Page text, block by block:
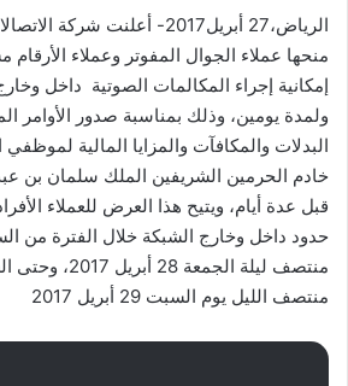
الرياض،27 أبريل2017- أعلنت شركة الاتصالات السعودية
منحها عملاء الجوال المفوتر وعملاء الأرقام
إمكانية إجراء المكالمات الصوتية داخل
ولمدة يومين، وذلك بمناسبة صدور الأوامر
البدلات والمكافآت والمزايا المالية لموظفي
خادم الحرمين الشريفين الملك سلمان بن
قبل عدة أيام، ويتيح هذا العرض للعملاء
منتصف الليل يوم السبت 29 أبريل 2017